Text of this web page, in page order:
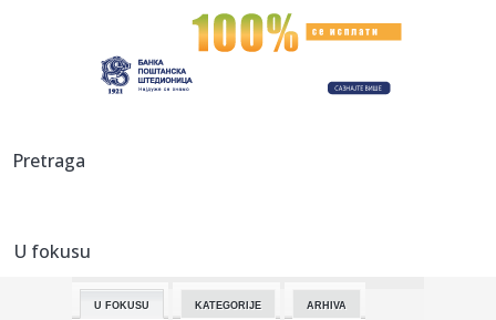
Đura Đ. Trajković br. 26: Plejlista za sivu zonu (Fontaines
00:17:Velika akcija tokom noći i ranog jutra u Beogradu: Ekipe
23:46:
Pretraga
U fokusu
U FOKUSU KATEGORIJE ARHIVA